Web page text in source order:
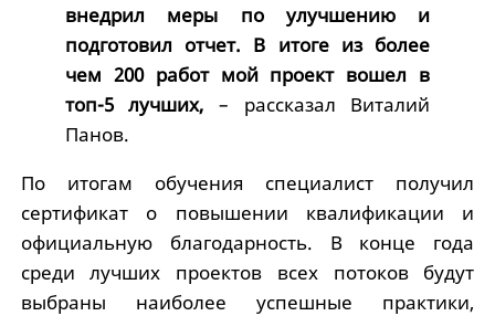
внедрил меры по улучшению и
подготовил отчет. В итоге из более
чем 200 работ мой проект вошел в
топ-5 лучших, – рассказал Виталий
Панов.
По итогам обучения специалист получил
сертификат о повышении квалификации и
официальную благодарность. В конце года
среди лучших проектов всех потоков будут
выбраны наиболее успешные практики,